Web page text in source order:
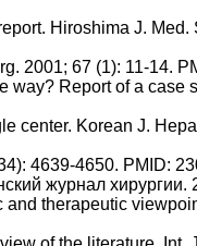
Hiroshima J. Med.
2001; 67 (1): 11-14.
way? Report of a case
center. Korean J.
4639-4650. PMID:
журнал хирургии.
and therapeutic